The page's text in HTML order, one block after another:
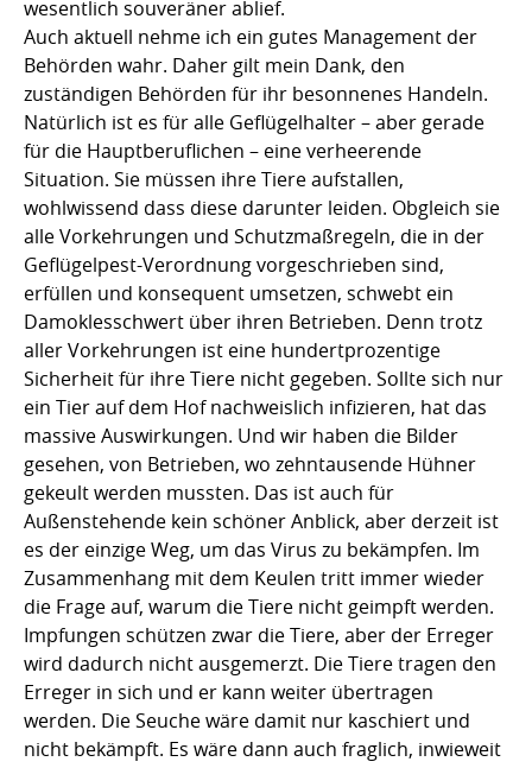
wesentlich souveräner ablief.
Auch aktuell nehme ich ein gutes Management der
Behörden wahr. Daher gilt mein Dank, den
zuständigen Behörden für ihr besonnenes Handeln.
Natürlich ist es für alle Geflügelhalter – aber gerade
für die Hauptberuflichen – eine verheerende
Situation. Sie müssen ihre Tiere aufstallen,
wohlwissend dass diese darunter leiden. Obgleich sie
alle Vorkehrungen und Schutzmaßregeln, die in der
Geflügelpest-Verordnung vorgeschrieben sind,
erfüllen und konsequent umsetzen, schwebt ein
Damoklesschwert über ihren Betrieben. Denn trotz
aller Vorkehrungen ist eine hundertprozentige
Sicherheit für ihre Tiere nicht gegeben. Sollte sich nur
ein Tier auf dem Hof nachweislich infizieren, hat das
massive Auswirkungen. Und wir haben die Bilder
gesehen, von Betrieben, wo zehntausende Hühner
gekeult werden mussten. Das ist auch für
Außenstehende kein schöner Anblick, aber derzeit ist
es der einzige Weg, um das Virus zu bekämpfen. Im
Zusammenhang mit dem Keulen tritt immer wieder
die Frage auf, warum die Tiere nicht geimpft werden.
Impfungen schützen zwar die Tiere, aber der Erreger
wird dadurch nicht ausgemerzt. Die Tiere tragen den
Erreger in sich und er kann weiter übertragen
werden. Die Seuche wäre damit nur kaschiert und
nicht bekämpft. Es wäre dann auch fraglich, inwieweit